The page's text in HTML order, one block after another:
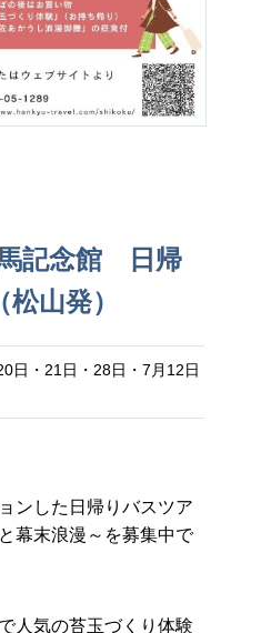
記念館 日帰
山発）
日・21日・28日・7月12日
ンした日帰りバスツア
幕末浪漫～を募集中で
人気の苔玉づくり体験